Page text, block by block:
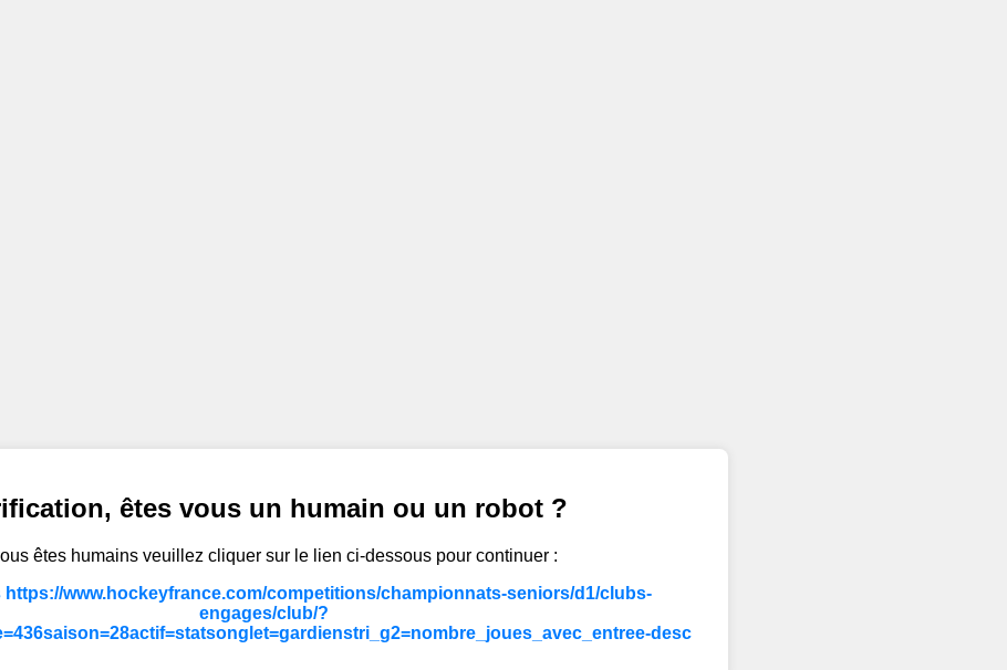
êtes vous un humain ou un robot ?
êtes humains veuillez cliquer sur le lien ci-dessous pour continuer :
www.hockeyfrance.com/competitions/championnats-seniors/d1/clubs-
engages/club/?
desc